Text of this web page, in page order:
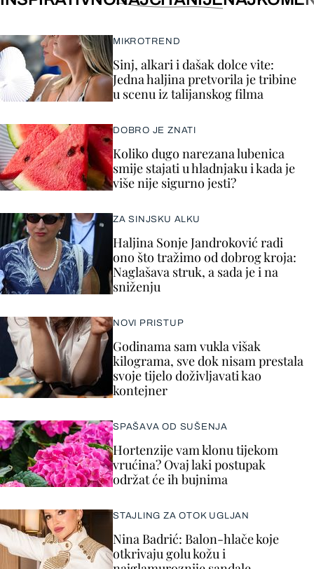
MIKROTREND
Sinj, alkari i dašak dolce vite:
Jedna haljina pretvorila je tribine
u scenu iz talijanskog filma
DOBRO JE ZNATI
Koliko dugo narezana lubenica
smije stajati u hladnjaku i kada je
više nije sigurno jesti?
ZA SINJSKU ALKU
Haljina Sonje Jandroković radi
ono što tražimo od dobrog kroja:
Naglašava struk, a sada je i na
sniženju
NOVI PRISTUP
Godinama sam vukla višak
kilograma, sve dok nisam prestala
svoje tijelo doživljavati kao
kontejner
SPAŠAVA OD SUŠENJA
Hortenzije vam klonu tijekom
vrućina? Ovaj laki postupak
održat će ih bujnima
STAJLING ZA OTOK UGLJAN
Nina Badrić: Balon-hlače koje
otkrivaju golu kožu i